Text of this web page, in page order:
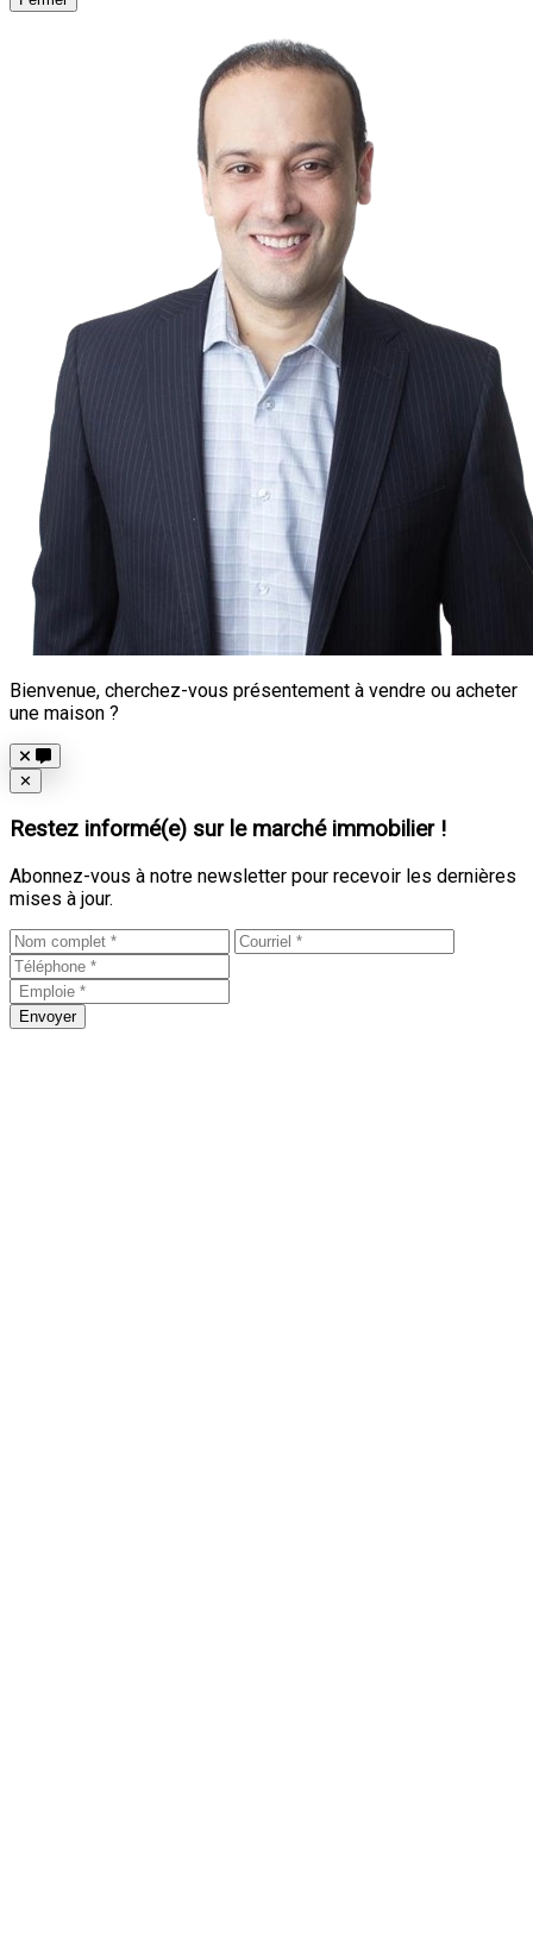
Bienvenue, cherchez-vous présentement à vendre ou acheter
une maison ?
Close
✕
Restez informé(e) sur le marché immobilier !
Abonnez-vous à notre newsletter pour recevoir les dernières
mises à jour.
Envoyer